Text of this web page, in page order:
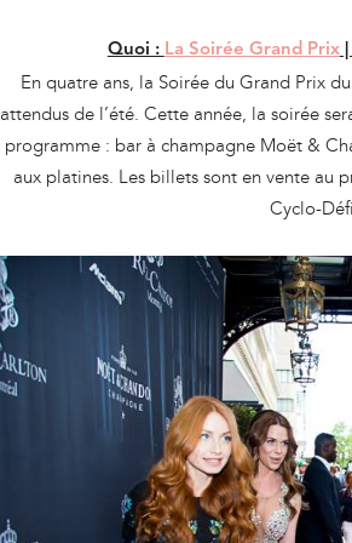
Quoi : La Soirée Grand Prix|
En quatre ans, la Soirée du Grand Prix
attendus de l’été. Cette année, la soirée
programme : bar à champagne Moët &
aux platines. Les billets sont en vente au
Cyclo-